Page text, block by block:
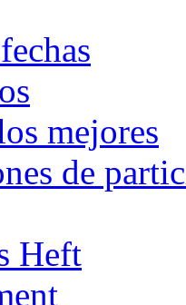
mejores
de
Heft